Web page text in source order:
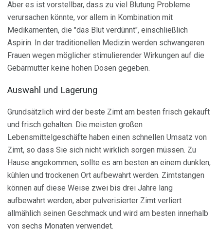
Aber es ist vorstellbar, dass zu viel Blutung Probleme
verursachen könnte, vor allem in Kombination mit
Medikamenten, die "das Blut verdünnt", einschließlich
Aspirin. In der traditionellen Medizin werden schwangeren
Frauen wegen möglicher stimulierender Wirkungen auf die
Gebärmutter keine hohen Dosen gegeben.
Auswahl und Lagerung
Grundsätzlich wird der beste Zimt am besten frisch gekauft
und frisch gehalten. Die meisten großen
Lebensmittelgeschäfte haben einen schnellen Umsatz von
Zimt, so dass Sie sich nicht wirklich sorgen müssen. Zu
Hause angekommen, sollte es am besten an einem dunklen,
kühlen und trockenen Ort aufbewahrt werden. Zimtstangen
können auf diese Weise zwei bis drei Jahre lang
aufbewahrt werden, aber pulverisierter Zimt verliert
allmählich seinen Geschmack und wird am besten innerhalb
von sechs Monaten verwendet.